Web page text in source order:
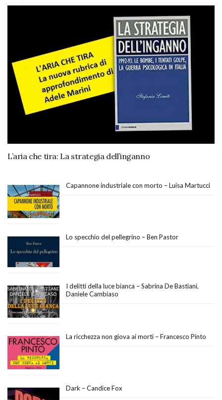
L’aria che tira: La strategia dell’inganno
Capannone industriale con morto – Luisa Martucci
Lo specchio del pellegrino – Ben Pastor
I delitti della luce bianca – Sabrina De Bastiani,
Daniele Cambiaso
La ricchezza non giova ai morti – Francesco Pinto
Dark – Candice Fox